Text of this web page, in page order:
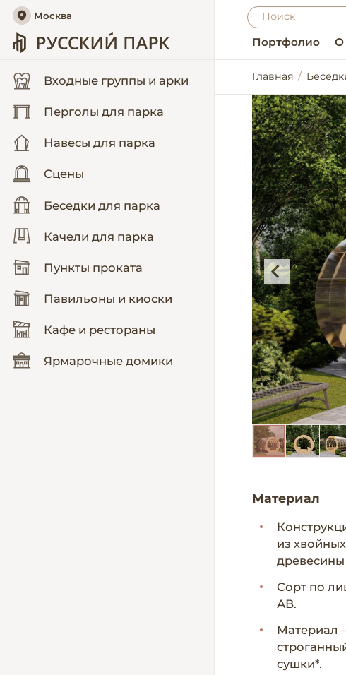
Москва
Входные группы и арки
Перголы для парка
Навесы для парка
Сцены
Беседки для парка
Качели для парка
Пункты проката
Павильоны и киоски
Кафе и рестораны
Ярмарочные домики
Портфолио О
Главная
Материал
из
древесины
Сорт по
АВ.
Материал
сушки*.